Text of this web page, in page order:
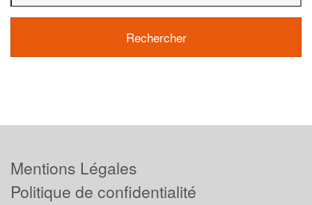
Mentions Légales
Politique de confidentialité